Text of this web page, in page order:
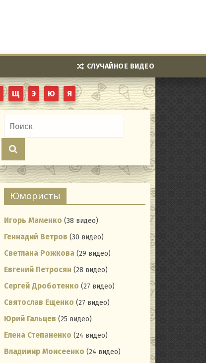
СЛУЧАЙНОЕ ВИДЕО
Щ Э Ю Я
Юмористы
Игорь Маменко (38 видео)
Геннадий Ветров (30 видео)
Светлана Рожкова (29 видео)
Евгений Петросян (28 видео)
Сергей Дроботенко (27 видео)
Святослав Ещенко (27 видео)
Юрий Гальцев (25 видео)
Елена Степаненко (24 видео)
Владимир Моисеенко (24 видео)